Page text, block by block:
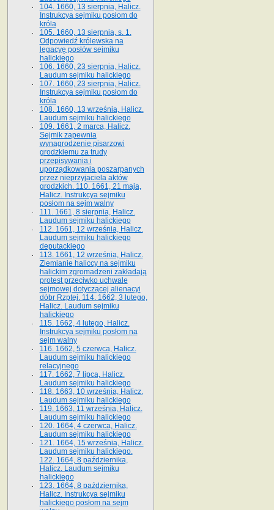
104. 1660, 13 sierpnia, Halicz.
Instrukcya sejmiku posłom do
króla
105. 1660, 13 sierpnia, s. 1.
Odpowiedź królewska na
legacyę posłów sejmiku
halickiego
106. 1660, 23 sierpnia, Halicz.
Laudum sejmiku halickiego
107. 1660, 23 sierpnia, Halicz.
Instrukcya sejmiku posłom do
króla
108. 1660, 13 września, Halicz.
Laudum sejmiku halickiego
109. 1661, 2 marca, Halicz.
Sejmik zapewnia
wynagrodzenie pisarzowi
grodzkiemu za trudy
przepisywania i
uporządkowania poszarpanych
przez nieprzyjaciela aktów
grodzkich. 110. 1661, 21 maja,
Halicz. Instrukcya sejmiku
posłom na sejm walny
111. 1661, 8 sierpnia, Halicz.
Laudum sejmiku halickiego
112. 1661, 12 września, Halicz.
Laudum sejmiku halickiego
deputackiego
113. 1661, 12 września, Halicz.
Ziemianie haliccy na sejmiku
halickim zgromadzeni zakładają
protest przeciwko uchwale
sejmowej dotyczącej alienacyi
dóbr Rzptej. 114. 1662, 3 lutego,
Halicz. Laudum sejmiku
halickiego
115. 1662, 4 lutego, Halicz.
Instrukcya sejmiku posłom na
sejm walny
116. 1662, 5 czerwca, Halicz.
Laudum sejmiku halickiego
relacyjnego
117. 1662, 7 lipca, Halicz.
Laudum sejmiku halickiego
118. 1663, 10 września, Halicz.
Laudum sejmiku halickiego
119. 1663, 11 września, Halicz.
Laudum sejmiku halickiego
120. 1664, 4 czerwca, Halicz.
Laudum sejmiku halickiego
121. 1664, 15 września, Halicz.
Laudum sejmiku halickiego.
122. 1664, 8 października,
Halicz. Laudum sejmiku
halickiego
123. 1664, 8 października,
Halicz. Instrukcya sejmiku
halickiego posłom na sejm